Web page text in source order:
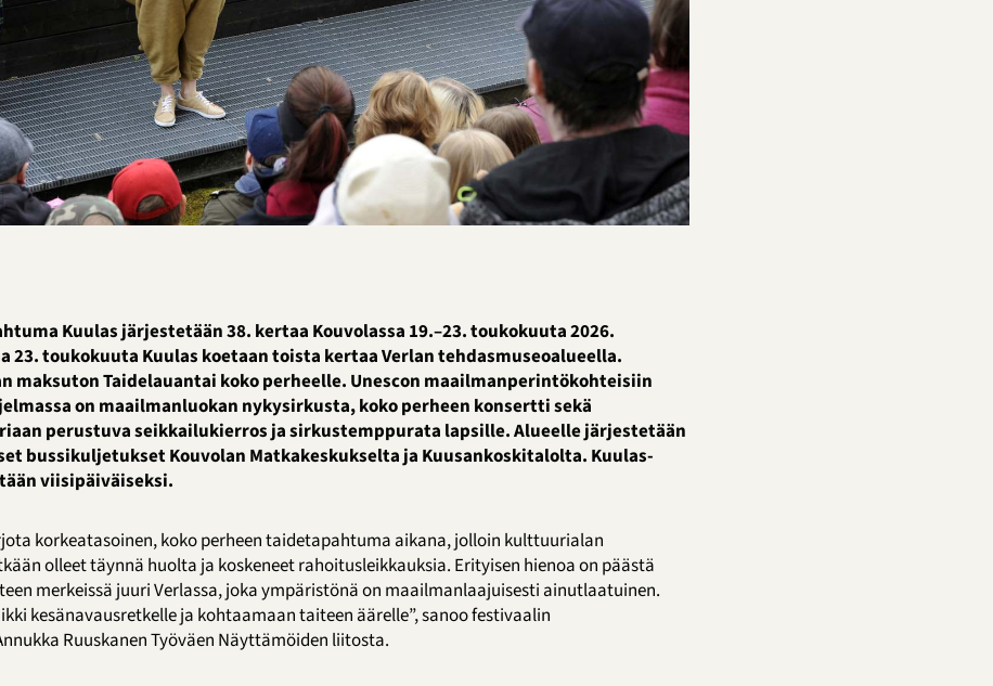
Kuulas järjestetään 38. kertaa Kouvolassa 19.–23. toukokuuta 2026.
23. toukokuuta Kuulas koetaan toista kertaa Verlan tehdasmuseoalueella.
maksuton Taidelauantai koko perheelle. Unescon maailmanperintökohteisiin
on maailmanluokan nykysirkusta, koko perheen konsertti sekä
perustuva seikkailukierros ja sirkustemppurata lapsille. Alueelle järjestetään
bussikuljetukset Kouvolan Matkakeskukselta ja Kuusankoskitalolta. Kuulas-
viisipäiväiseksi.
korkeatasoinen, koko perheen taidetapahtuma aikana, jolloin kulttuurialan
olleet täynnä huolta ja koskeneet rahoitusleikkauksia. Erityisen hienoa on päästä
merkeissä juuri Verlassa, joka ympäristönä on maailmanlaajuisesti ainutlaatuinen.
kesänavausretkelle ja kohtaamaan taiteen äärelle”, sanoo festivaalin
Ruuskanen Työväen Näyttämöiden liitosta.